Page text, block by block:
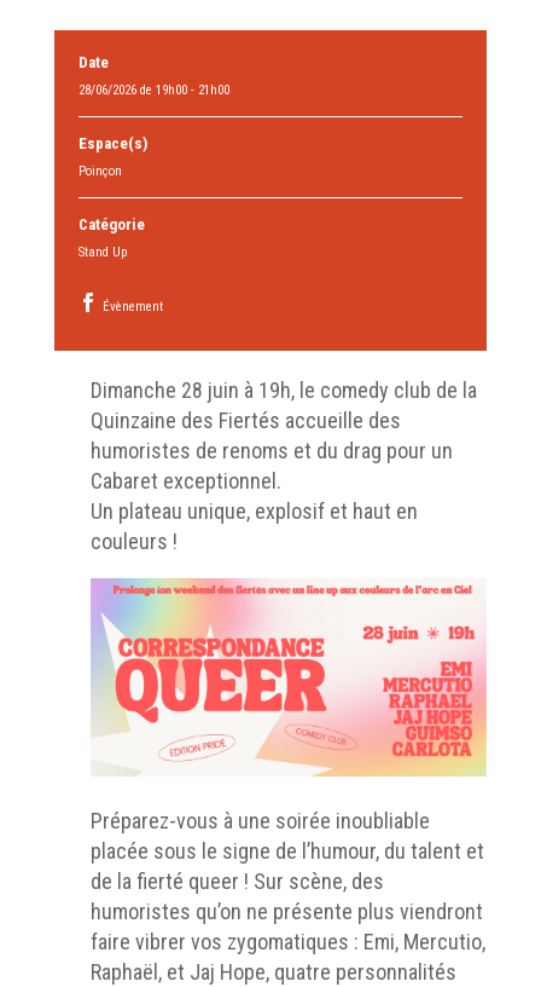
Date
28/06/2026 de 19h00 - 21h00
Espace(s)
Poinçon
Catégorie
Stand Up
Évènement
Dimanche 28 juin à 19h, le comedy club de la
Quinzaine des Fiertés accueille des
humoristes de renoms et du drag pour un
Cabaret exceptionnel.
Un plateau unique, explosif et haut en
couleurs !
Préparez-vous à une soirée inoubliable
placée sous le signe de l’humour, du talent et
de la fierté queer ! Sur scène, des
humoristes qu’on ne présente plus viendront
faire vibrer vos zygomatiques : Emi, Mercutio,
Raphaël, et Jaj Hope, quatre personnalités